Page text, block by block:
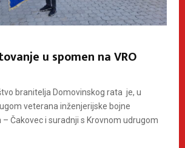
u spomen na VRO
branitelja Domovinskog rata je, u
veterana inženjerijske bojne
– Čakovec i suradnji s Krovnom udrugom